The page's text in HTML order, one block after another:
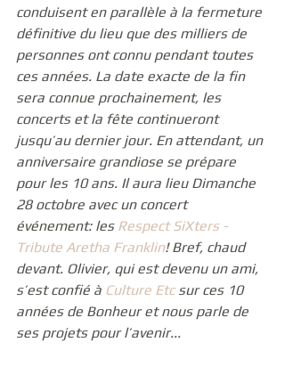
conduisent en parallèle à la fermeture
définitive du lieu que des milliers de
personnes ont connu pendant toutes
ces années. La date exacte de la fin
sera connue prochainement, les
concerts et la fête continueront
jusqu’au dernier jour. En attendant, un
anniversaire grandiose se prépare
pour les 10 ans. Il aura lieu Dimanche
28 octobre avec un concert
événement: les Respect SiXters -
Tribute Aretha Franklin! Bref, chaud
devant. Olivier, qui est devenu un ami,
s’est confié à Culture Etc sur ces 10
années de Bonheur et nous parle de
ses projets pour l’avenir...